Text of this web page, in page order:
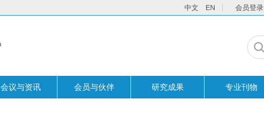
中文 EN 会员登录
会议与资讯 会员与伙伴 研究成果 专业刊物